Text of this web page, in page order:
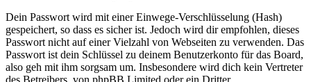
Dein Passwort wird mit einer Einwege-Verschlüsselung (Hash)
gespeichert, so dass es sicher ist. Jedoch wird dir empfohlen, dieses
Passwort nicht auf einer Vielzahl von Webseiten zu verwenden. Das
Passwort ist dein Schlüssel zu deinem Benutzerkonto für das Board,
also geh mit ihm sorgsam um. Insbesondere wird dich kein Vertreter
des Betreibers, von phpBB Limited oder ein Dritter